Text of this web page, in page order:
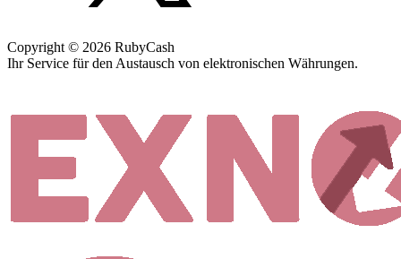
Copyright © 2026 RubyCash
Ihr Service für den Austausch von elektronischen Währungen.